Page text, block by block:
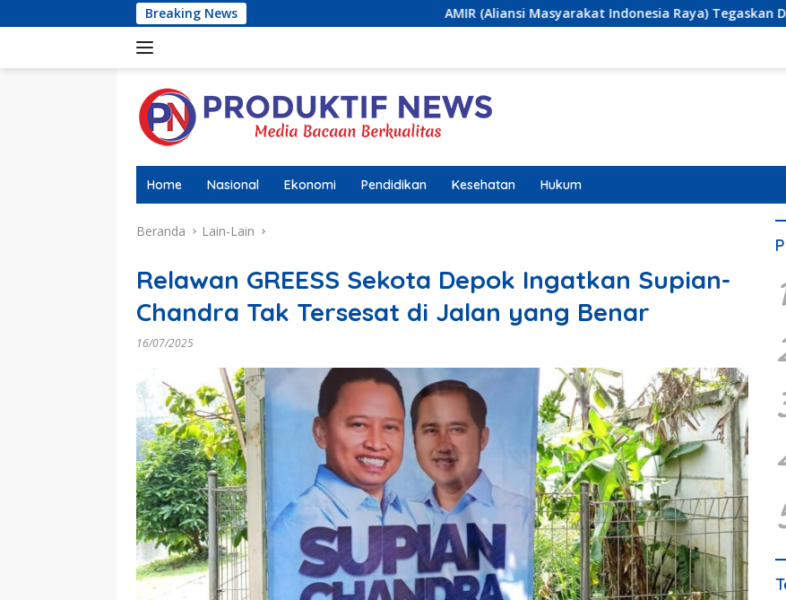
ke
Breaking News AMIR (Aliansi Masyarakat Indonesia Raya) Tegaskan Dukungan terhadap
Home Nasional Ekonomi Pendidikan Kesehatan Hukum
Beranda Lain-Lain
Relawan GREESS Sekota Depok Ingatkan Supian-
Chandra Tak Tersesat di Jalan yang Benar
16/07/2025